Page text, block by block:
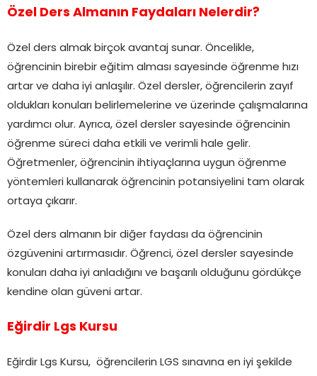
Özel Ders Almanın Faydaları Nelerdir?
Özel ders almak birçok avantaj sunar. Öncelikle,
öğrencinin birebir eğitim alması sayesinde öğrenme hızı
artar ve daha iyi anlaşılır. Özel dersler, öğrencilerin zayıf
oldukları konuları belirlemelerine ve üzerinde çalışmalarına
yardımcı olur. Ayrıca, özel dersler sayesinde öğrencinin
öğrenme süreci daha etkili ve verimli hale gelir.
Öğretmenler, öğrencinin ihtiyaçlarına uygun öğrenme
yöntemleri kullanarak öğrencinin potansiyelini tam olarak
ortaya çıkarır.
Özel ders almanın bir diğer faydası da öğrencinin
özgüvenini artırmasıdır. Öğrenci, özel dersler sayesinde
konuları daha iyi anladığını ve başarılı olduğunu gördükçe
kendine olan güveni artar.
Eğirdir Lgs Kursu
Eğirdir Lgs Kursu, öğrencilerin LGS sınavına en iyi şekilde